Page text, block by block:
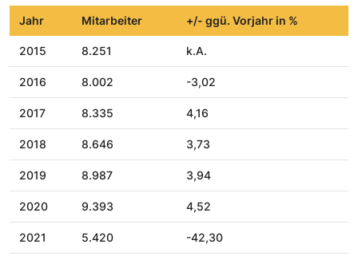
Jahr Mitarbeiter +/- ggü. Vorjahr in %
2015 8.251 k.A.
2016 8.002 -3,02
2017 8.335 4,16
2018 8.646 3,73
2019 8.987 3,94
2020 9.393 4,52
2021 5.420 -42,30